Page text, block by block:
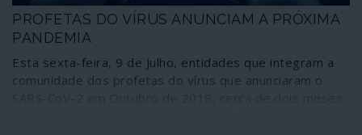
PROFETAS DO VÍRUS ANUNCIAM A PRÓXIMA
PANDEMIA
Esta sexta-feira, 9 de Julho, entidades que integram a
comunidade dos profetas do vírus que anunciaram o